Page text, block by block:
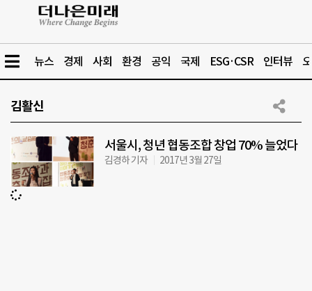
뉴스 경제 사회 환경 공익 국제 ESG·CSR 인터뷰
김활신
서울시, 청년 협동조합 창업 70% 늘었다
김경하 기자 2017년 3월 27일